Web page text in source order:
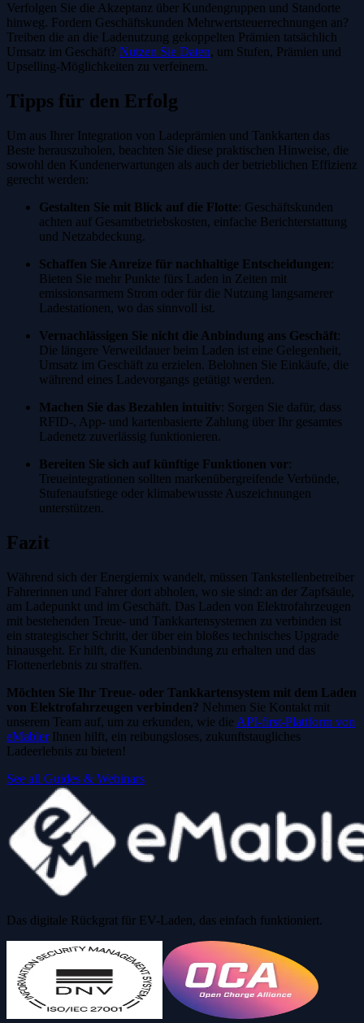
Verfolgen Sie die Akzeptanz über Kundengruppen und Standorte
hinweg. Fordern Geschäftskunden Mehrwertsteuerrechnungen an?
Treiben die an die Ladenutzung gekoppelten Prämien tatsächlich
Umsatz im Geschäft? Nutzen Sie Daten, um Stufen, Prämien und
Upselling-Möglichkeiten zu verfeinern.
Tipps für den Erfolg
Um aus Ihrer Integration von Ladeprämien und Tankkarten das
Beste herauszuholen, beachten Sie diese praktischen Hinweise, die
sowohl den Kundenerwartungen als auch der betrieblichen Effizienz
gerecht werden:
Gestalten Sie mit Blick auf die Flotte: Geschäftskunden
achten auf Gesamtbetriebskosten, einfache Berichterstattung
und Netzabdeckung.
Schaffen Sie Anreize für nachhaltige Entscheidungen:
Bieten Sie mehr Punkte fürs Laden in Zeiten mit
emissionsarmem Strom oder für die Nutzung langsamerer
Ladestationen, wo das sinnvoll ist.
Vernachlässigen Sie nicht die Anbindung ans Geschäft:
Die längere Verweildauer beim Laden ist eine Gelegenheit,
Umsatz im Geschäft zu erzielen. Belohnen Sie Einkäufe, die
während eines Ladevorgangs getätigt werden.
Machen Sie das Bezahlen intuitiv: Sorgen Sie dafür, dass
RFID-, App- und kartenbasierte Zahlung über Ihr gesamtes
Ladenetz zuverlässig funktionieren.
Bereiten Sie sich auf künftige Funktionen vor:
Treueintegrationen sollten markenübergreifende Verbünde,
Stufenaufstiege oder klimabewusste Auszeichnungen
unterstützen.
Fazit
Während sich der Energiemix wandelt, müssen Tankstellenbetreiber
Fahrerinnen und Fahrer dort abholen, wo sie sind: an der Zapfsäule,
am Ladepunkt und im Geschäft. Das Laden von Elektrofahrzeugen
mit bestehenden Treue- und Tankkartensystemen zu verbinden ist
ein strategischer Schritt, der über ein bloßes technisches Upgrade
hinausgeht. Er hilft, die Kundenbindung zu erhalten und das
Flottenerlebnis zu straffen.
Möchten Sie Ihr Treue- oder Tankkartensystem mit dem Laden
von Elektrofahrzeugen verbinden? Nehmen Sie Kontakt mit
unserem Team auf, um zu erkunden, wie die API-first-Plattform von
eMablerIhnen hilft, ein reibungsloses, zukunftstaugliches
Ladeerlebnis zu bieten!
See all Guides & Webinars
Das digitale Rückgrat für EV-Laden, das einfach funktioniert.